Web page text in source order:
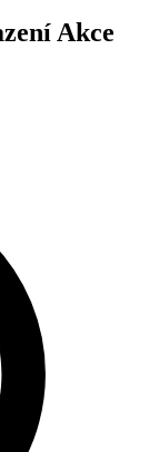
Akce